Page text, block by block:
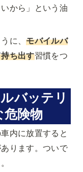
から」という油
に、モバイルバ
ち出す習慣をつ
バッテリ
危険物
内に放置すると
ります。ついで